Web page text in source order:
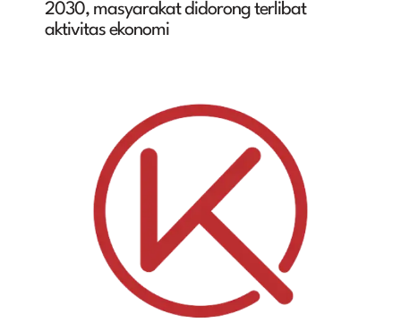
2030, masyarakat didorong terlibat
aktivitas ekonomi